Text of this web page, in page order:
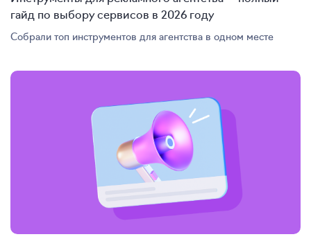
гайд по выбору сервисов в 2026 году
Собрали топ инструментов для агентства в одном месте